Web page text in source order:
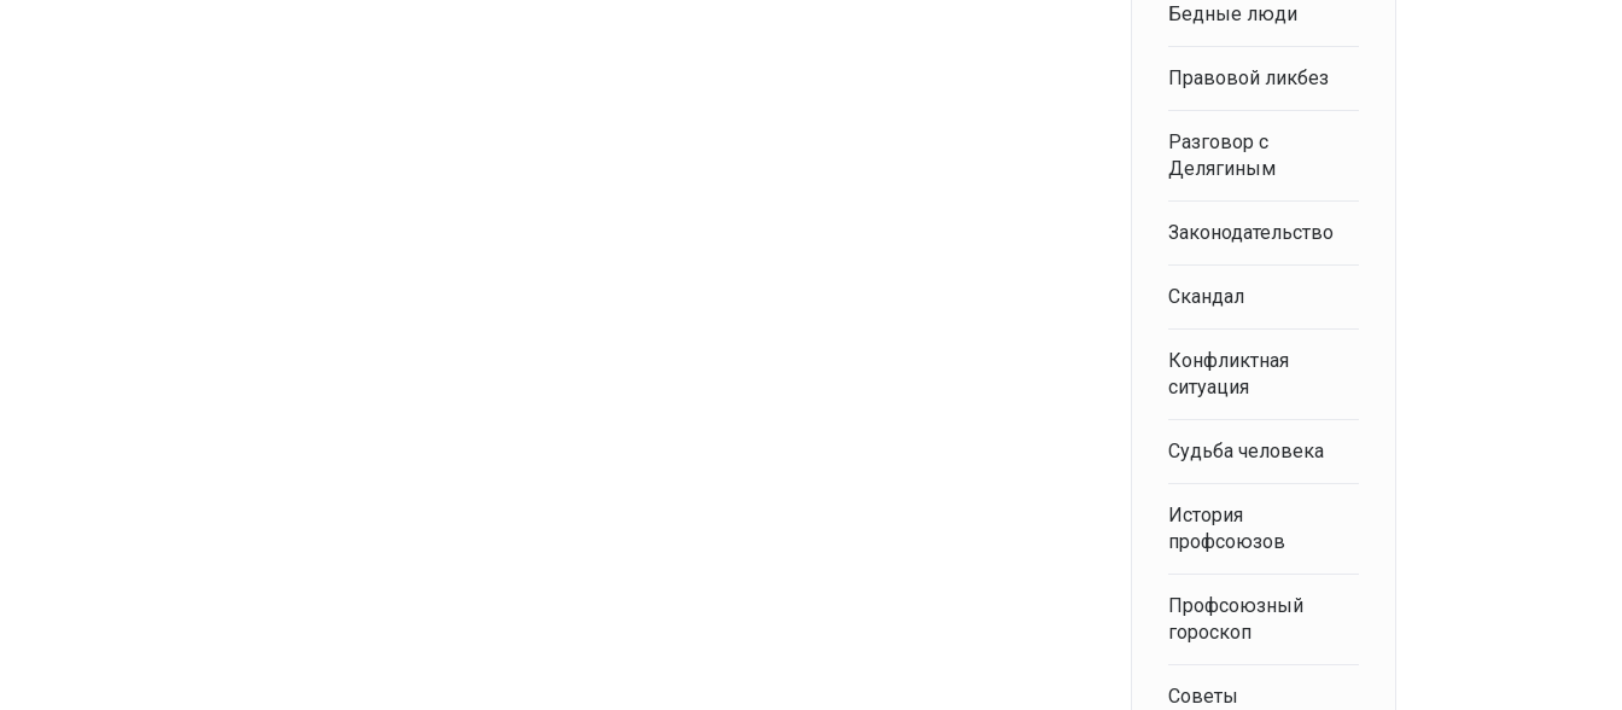
Бедные люди
Правовой ликбез
Разговор с
Делягиным
Законодательство
Скандал
Конфликтная
ситуация
Судьба человека
История
профсоюзов
Профсоюзный
гороскоп
Советы